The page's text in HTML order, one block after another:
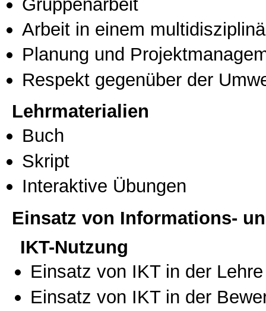
Arbeit in einem
Planung und
Respekt gegenüber der
Lehrmaterialien
Buch
Skript
Interaktive Übungen
Einsatz von Informations-
IKT-Nutzung
Einsatz von IKT in der Lehre
Einsatz von IKT in der